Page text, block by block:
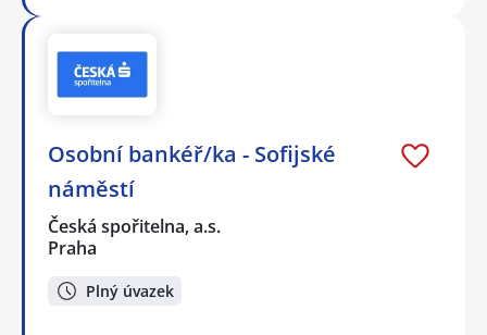
Osobní bankéř/ka - Sofijské
náměstí
Česká spořitelna, a.s.
Praha
Plný úvazek